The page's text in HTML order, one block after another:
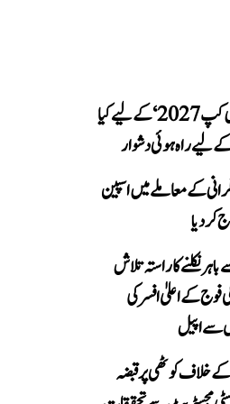
افغانستان نے ’عالمی کپ 2027‘ کے لیے کیا
کے لیے راہ ہوئی دشوار
کے معاملے میں اسپین
کر دیا
نکلنے کا راستہ تلاش
فوج کے اعلیٰ افسر کی
سے اپیل
کے خلاف کوٹھی پر قبضہ